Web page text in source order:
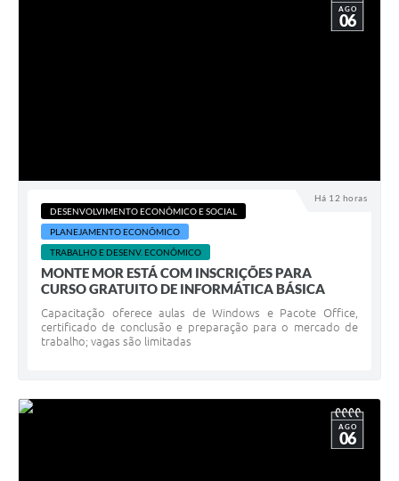
Diário Oficial
Arquivos para Download
Links
Telefones Úteis
Há 12 horas
AGO
06
DESENVOLVIMENTO ECONÔMICO E SOCIAL
PLANEJAMENTO ECONÔMICO
TRABALHO E DESENV. ECONÔMICO
MONTE MOR ESTÁ COM INSCRIÇÕES PARA
CURSO GRATUITO DE INFORMÁTICA BÁSICA
Capacitação oferece aulas de Windows e Pacote Office,
certificado de conclusão e preparação para o mercado de
trabalho; vagas são limitadas
AGO
06